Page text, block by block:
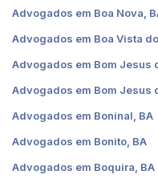
Advogados em Boa Nova,
Advogados em Boa Vista
Advogados em Bom Jesus
Advogados em Bom Jesus
Advogados em Boninal, BA
Advogados em Bonito, BA
Advogados em Boquira, BA